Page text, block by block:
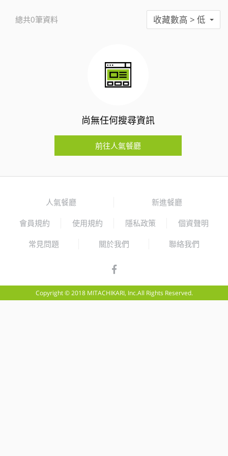
總共0筆資料 收藏數高 > 低
尚無任何搜尋資訊
前往人氣餐廳
人氣餐廳 新進餐廳
會員規約 使用規約 隱私政策 個資聲明
常見問題 關於我們 聯絡我們
Copyright © 2018 MITACHIKARI, Inc.All Rights Reserved.